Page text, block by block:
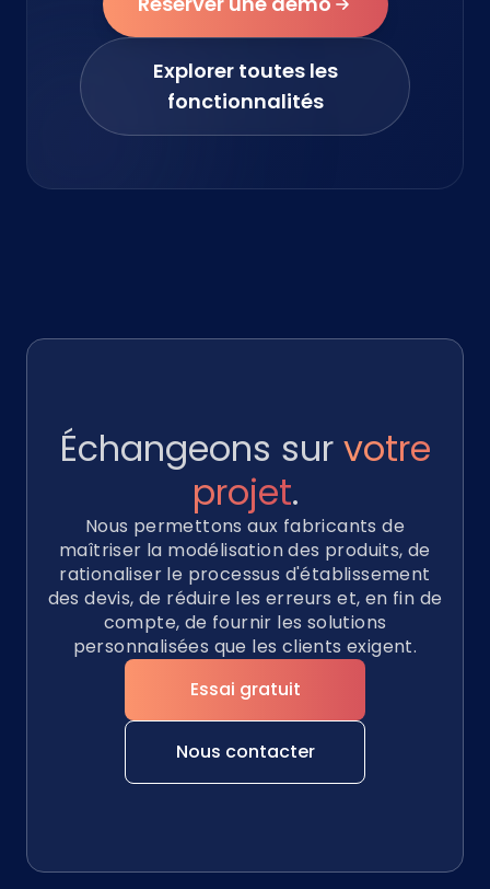
Explorer toutes les
fonctionnalités
Échangeons sur votre
projet.
Nous permettons aux fabricants de
maîtriser la modélisation des produits, de
rationaliser le processus d'établissement
des devis, de réduire les erreurs et, en fin de
compte, de fournir les solutions
personnalisées que les clients exigent.
Essai gratuit
Nous contacter